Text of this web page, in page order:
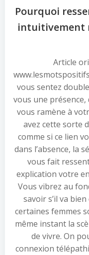
Pourquoi
intuitivement
Article
vous sentez
vous une
vous ramène à
avez cette sorte
comme si ce lien
dans l’absence, la
vous fait
explication votre
Vous vibrez au
savoir s’il va
certaines femmes
même instant la
de vivre. On
connexion